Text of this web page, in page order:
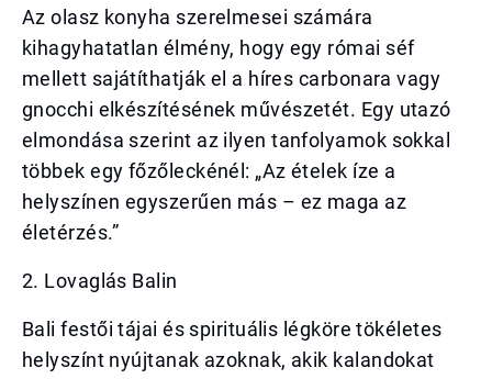
Az olasz konyha szerelmesei számára
kihagyhatatlan élmény, hogy egy római séf
mellett sajátíthatják el a híres carbonara vagy
gnocchi elkészítésének művészetét. Egy utazó
elmondása szerint az ilyen tanfolyamok sokkal
többek egy főzőleckénél: „Az ételek íze a
helyszínen egyszerűen más – ez maga az
életérzés.”
2. Lovaglás Balin
Bali festői tájai és spirituális légköre tökéletes
helyszínt nyújtanak azoknak, akik kalandokat